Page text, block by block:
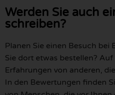
Werden Sie auch
schreiben?
Planen Sie einen Besuch
Sie dort etwas bestellen?
Erfahrungen von anderen,
In den Bewertungen finden